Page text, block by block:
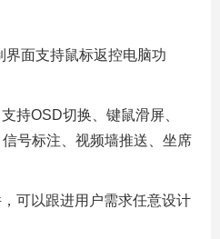
界面支持鼠标返控电脑功
持OSD切换、键鼠滑屏、
号标注、视频墙推送、坐席
可以跟进用户需求任意设计